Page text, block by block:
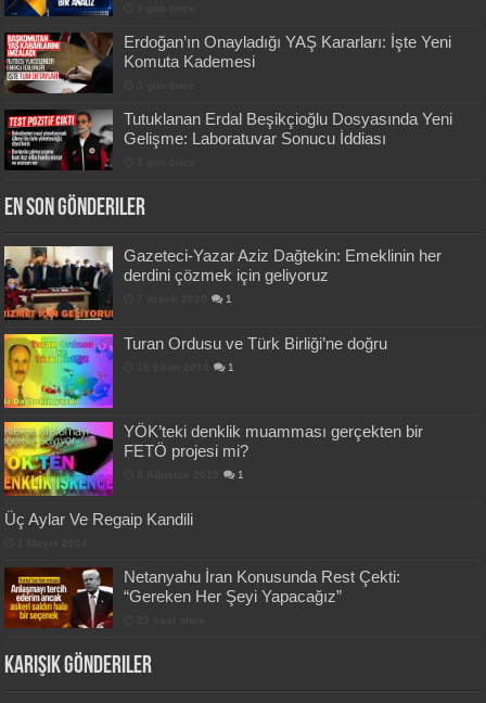
Erdoğan’ın Onayladığı YAŞ Kararları: İşte Yeni
Komuta Kademesi
Tutuklanan Erdal Beşikçioğlu Dosyasında Yeni
Gelişme: Laboratuvar Sonucu İddiası
En Son Gönderiler
Gazeteci-Yazar Aziz Dağtekin: Emeklinin her
derdini çözmek için geliyoruz
1
Turan Ordusu ve Türk Birliği’ne doğru
1
YÖK’teki denklik muamması gerçekten bir
FETÖ projesi mi?
1
Üç Aylar Ve Regaip Kandili
Netanyahu İran Konusunda Rest Çekti:
“Gereken Her Şeyi Yapacağız”
Karışık Gönderiler